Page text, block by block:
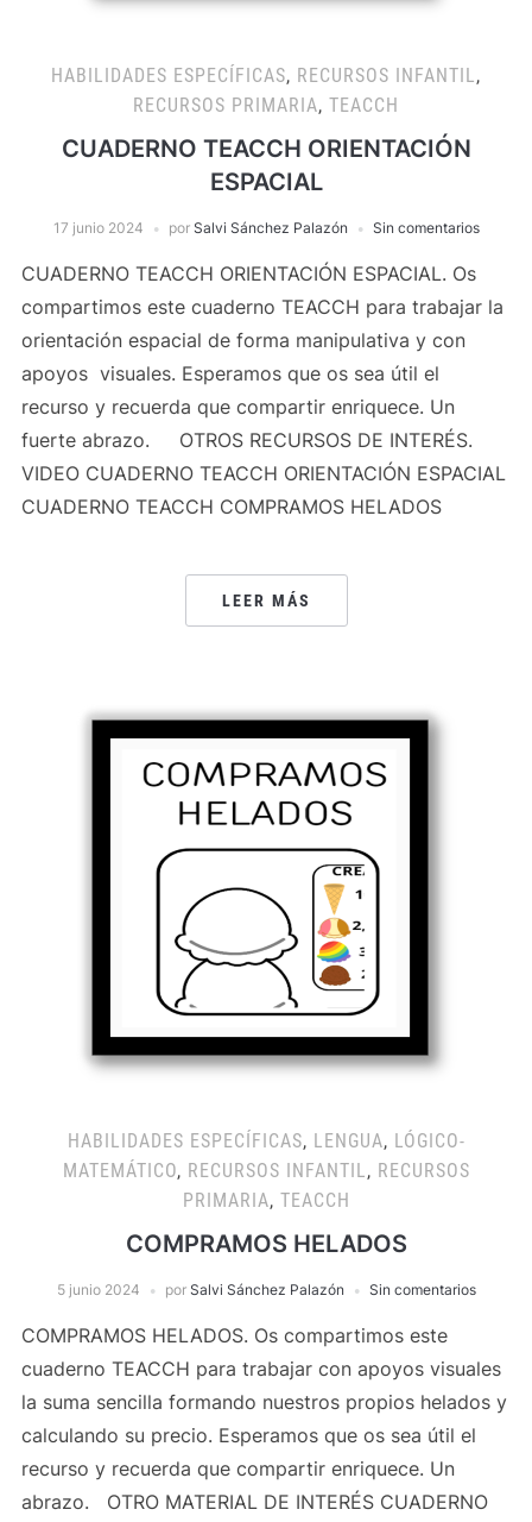
HABILIDADES ESPECÍFICAS, RECURSOS INFANTIL,
RECURSOS PRIMARIA, TEACCH
CUADERNO TEACCH ORIENTACIÓN
ESPACIAL
17 junio 2024 por Salvi Sánchez Palazón Sin comentarios
CUADERNO TEACCH ORIENTACIÓN ESPACIAL. Os
compartimos este cuaderno TEACCH para trabajar la
orientación espacial de forma manipulativa y con
apoyos visuales. Esperamos que os sea útil el
recurso y recuerda que compartir enriquece. Un
fuerte abrazo. OTROS RECURSOS DE INTERÉS.
VIDEO CUADERNO TEACCH ORIENTACIÓN ESPACIAL
CUADERNO TEACCH COMPRAMOS HELADOS
LEER MÁS
HABILIDADES ESPECÍFICAS, LENGUA, LÓGICO-
MATEMÁTICO, RECURSOS INFANTIL, RECURSOS
PRIMARIA, TEACCH
COMPRAMOS HELADOS
5 junio 2024 por Salvi Sánchez Palazón Sin comentarios
COMPRAMOS HELADOS. Os compartimos este
cuaderno TEACCH para trabajar con apoyos visuales
la suma sencilla formando nuestros propios helados y
calculando su precio. Esperamos que os sea útil el
recurso y recuerda que compartir enriquece. Un
abrazo. OTRO MATERIAL DE INTERÉS CUADERNO